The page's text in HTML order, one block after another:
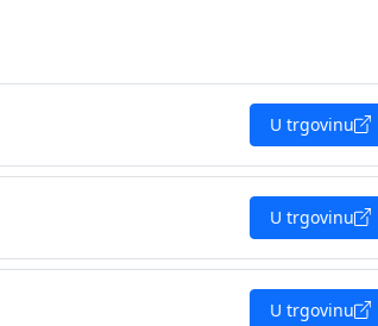
U trgovinu
U trgovinu
U trgovinu